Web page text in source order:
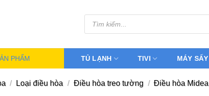
Tìm
kiếm
sản
PHẨM TỦ LẠNH TIVI MÁY SẤY
/ Loại điều hòa / Điều hòa treo tường / Điều hòa Midea